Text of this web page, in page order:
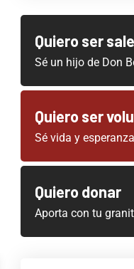
Quiero ser
Sé un hijo de Don
Quiero ser
Sé vida y
Quiero donar
Aporta con tu